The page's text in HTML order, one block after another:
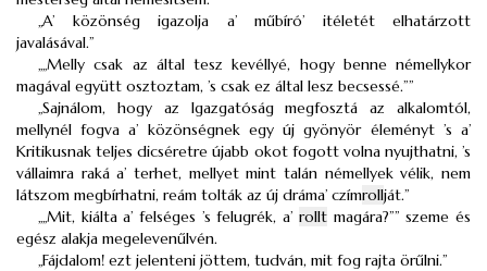
„A’ közönség igazolja a’ műbíró’ itéletét elhatárzott
javalásával.”
„„Melly csak az által tesz kevéllyé, hogy benne némellykor
magával együtt osztoztam, ’s csak ez által lesz becsessé.””
„Sajnálom, hogy az Igazgatóság megfosztá az alkalomtól,
mellynél fogva a’ közönségnek egy új gyönyör éleményt ’s a’
Kritikusnak teljes dicséretre újabb okot fogott volna nyujthatni, ’s
vállaimra raká a’ terhet, mellyet mint talán némellyek vélik, nem
látszom megbírhatni, reám tolták az új dráma’ czímrollját.”
„„Mit, kiálta a’ felséges ’s felugrék, a’ rolltmagára?”” szeme és
egész alakja megelevenűlvén.
„Fájdalom! ezt jelenteni jöttem, tudván, mit fog rajta örűlni.”